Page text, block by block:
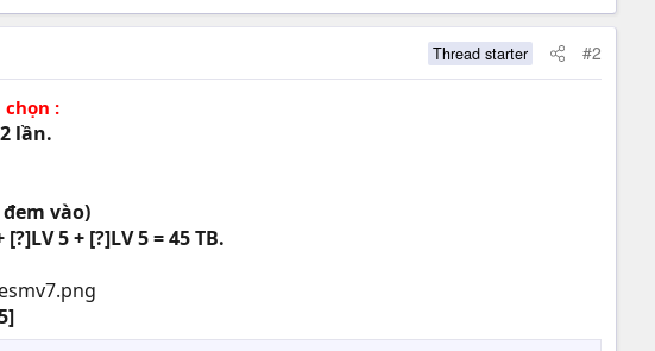
Thread starter #2
:
lần.
vào)
5 + [?]LV 5 = 45 TB.